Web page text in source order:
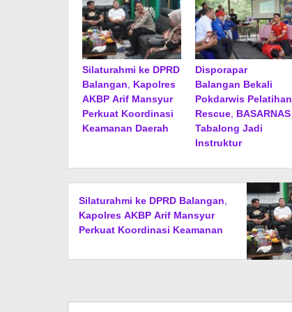
Silaturahmi ke DPRD
Balangan, Kapolres
AKBP Arif Mansyur
Perkuat Koordinasi
Keamanan Daerah
Disporapar
Balangan Bekali
Pokdarwis Pelatihan
Rescue, BASARNAS
Tabalong Jadi
Instruktur
Silaturahmi ke DPRD Balangan,
Kapolres AKBP Arif Mansyur
Perkuat Koordinasi Keamanan